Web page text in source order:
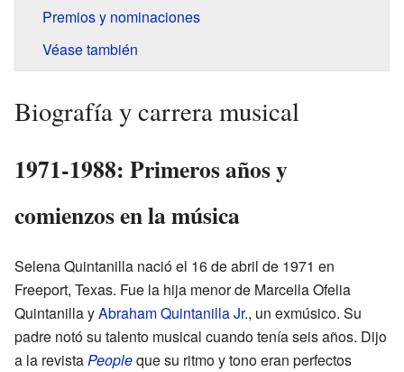
Premios y nominaciones
Véase también
Biografía y carrera musical
1971-1988: Primeros años y
comienzos en la música
Selena Quintanilla nació el 16 de abril de 1971 en
Freeport, Texas. Fue la hija menor de Marcella Ofelia
Quintanilla yAbraham Quintanilla Jr., un exmúsico. Su
padre notó su talento musical cuando tenía seis años. Dijo
a la revistaPeopleque su ritmo y tono eran perfectos